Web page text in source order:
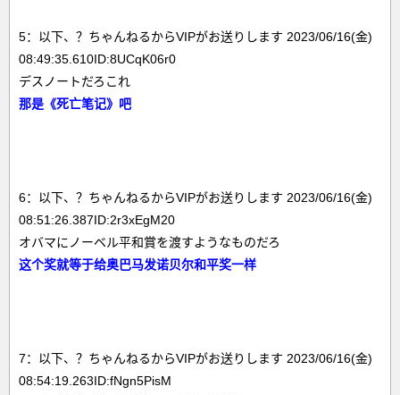
5：以下、？ちゃんねるからVIPがお送りします 2023/06/16(金)
08:49:35.610ID:8UCqK06r0
デスノートだろこれ
那是《死亡笔记》吧
6：以下、？ちゃんねるからVIPがお送りします 2023/06/16(金)
08:51:26.387ID:2r3xEgM20
オバマにノーベル平和賞を渡すようなものだろ
这个奖就等于给奥巴马发诺贝尔和平奖一样
7：以下、？ちゃんねるからVIPがお送りします 2023/06/16(金)
08:54:19.263ID:fNgn5PisM